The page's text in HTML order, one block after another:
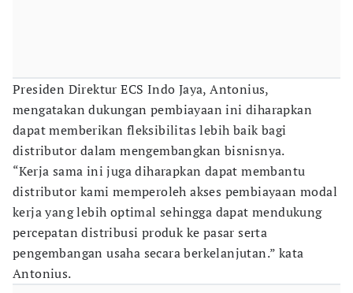
Presiden Direktur ECS Indo Jaya, Antonius,
mengatakan dukungan pembiayaan ini diharapkan
dapat memberikan fleksibilitas lebih baik bagi
distributor dalam mengembangkan bisnisnya.
“Kerja sama ini juga diharapkan dapat membantu
distributor kami memperoleh akses pembiayaan modal
kerja yang lebih optimal sehingga dapat mendukung
percepatan distribusi produk ke pasar serta
pengembangan usaha secara berkelanjutan.” kata
Antonius.